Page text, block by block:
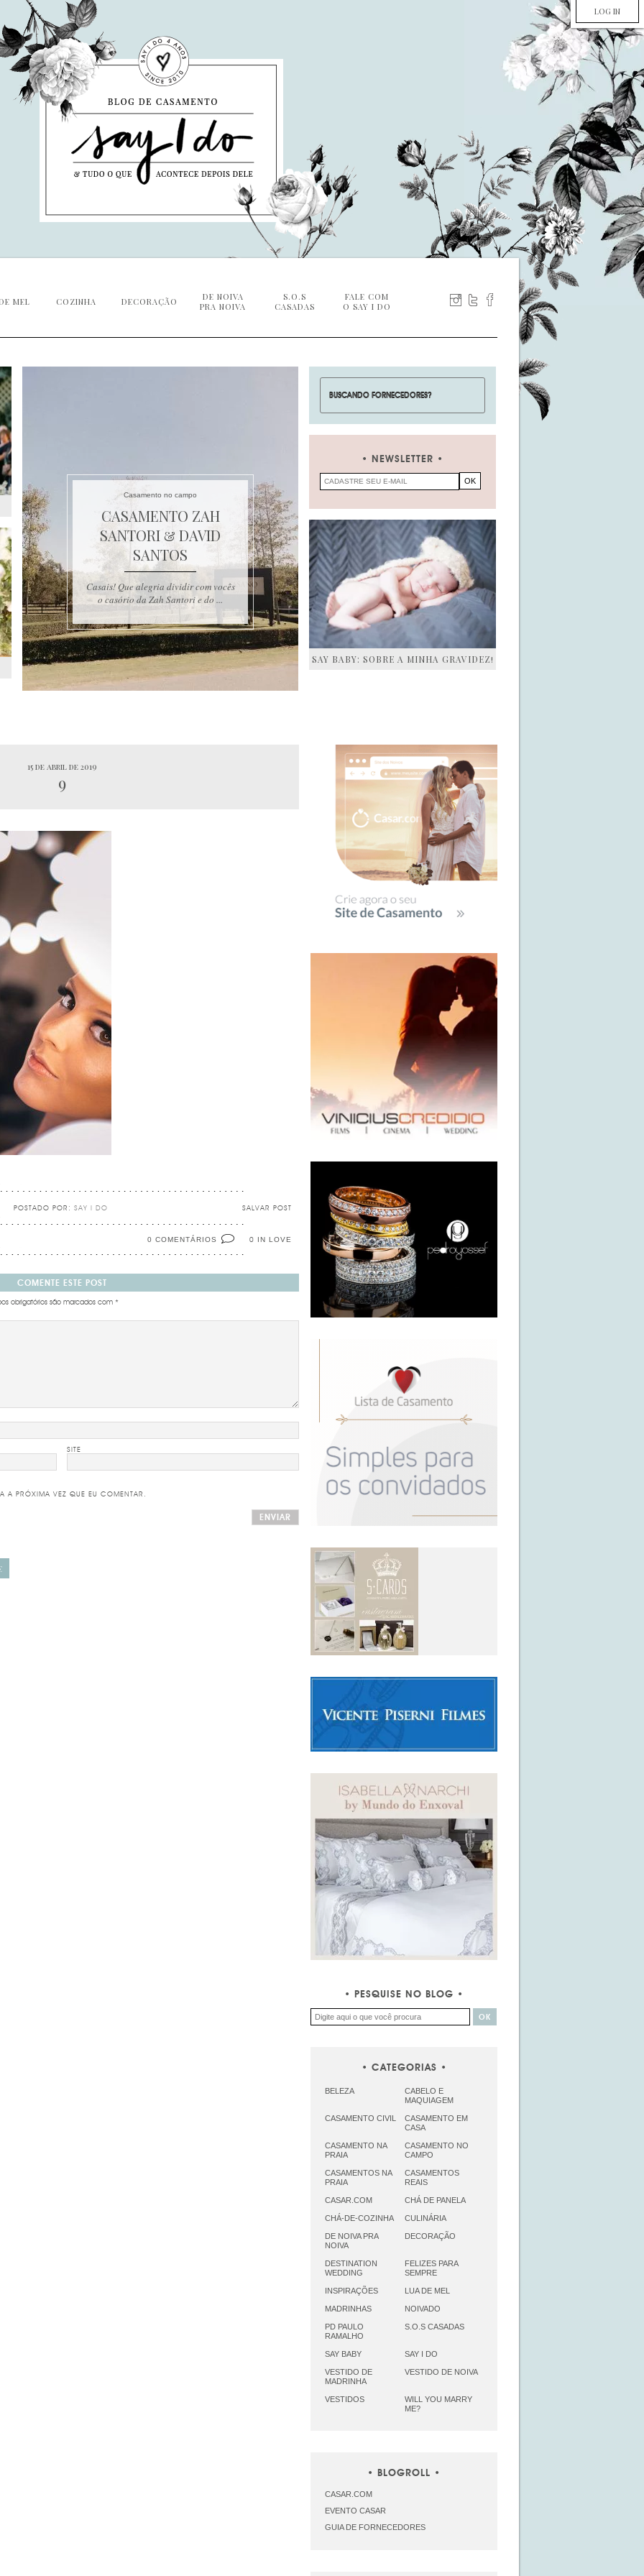
LOG IN
MEL COZINHA DECORAÇÃO
DE NOIVA
PRA NOIVA
S.O.S
CASADAS
FALE COM
O SAY I DO
Casamento no campo
CASAMENTO ZAH
SANTORI & DAVID
SANTOS
Casais! Que alegria dividir com vocês
o casório da Zah Santori e do ...
NEWSLETTER
SAY BABY: SOBRE A MINHA GRAVIDEZ!
15 de abril de 2019
9
SALVAR POST
POSTADO POR: SAY I DO
0 IN LOVE
0 COMENTÁRIOS
COMENTE ESTE POST
obrigatórios são marcados com *
SITE
A PRÓXIMA VEZ QUE EU COMENTAR.
SIDEBAR
PESQUISE NO BLOG
CATEGORIAS
BELEZA
CABELO E
MAQUIAGEM
CASAMENTO CIVIL
CASAMENTO EM
CASA
CASAMENTO NA
PRAIA
CASAMENTO NO
CAMPO
CASAMENTOS NA
PRAIA
CASAMENTOS
REAIS
CASAR.COM CHÁ DE PANELA
CHÁ-DE-COZINHA CULINÁRIA
DE NOIVA PRA
NOIVA
DECORAÇÃO
DESTINATION
WEDDING
FELIZES PARA
SEMPRE
INSPIRAÇÕES LUA DE MEL
MADRINHAS NOIVADO
PD PAULO
RAMALHO
S.O.S CASADAS
SAY BABY SAY I DO
VESTIDO DE
MADRINHA
VESTIDO DE NOIVA
VESTIDOS
WILL YOU MARRY
ME?
BLOGROLL
CASAR.COM
EVENTO CASAR
GUIA DE FORNECEDORES